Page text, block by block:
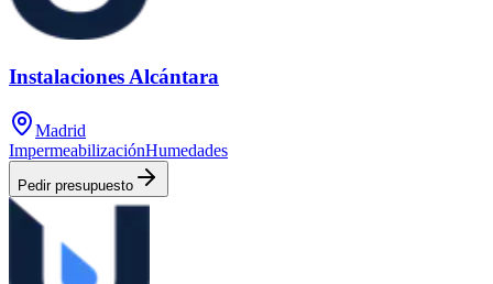
Instalaciones Alcántara
Madrid
ImpermeabilizaciónHumedades
Pedir presupuesto